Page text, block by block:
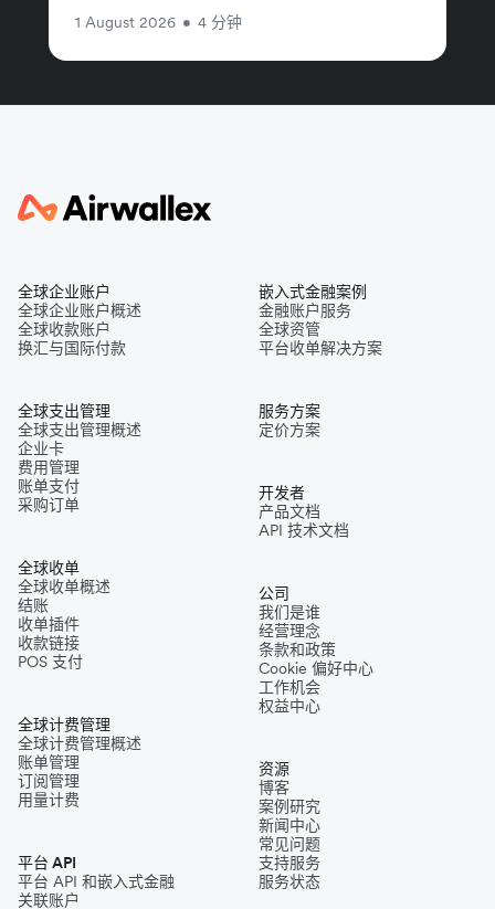
1 August 2026 • 4 分钟
全球企业账户
全球企业账户概述
全球收款账户
换汇与国际付款
全球支出管理
全球支出管理概述
企业卡
费用管理
账单支付
采购订单
全球收单
全球收单概述
结账
收单插件
收款链接
POS 支付
全球计费管理
全球计费管理概述
账单管理
订阅管理
用量计费
平台 API
平台 API 和嵌入式金融
关联账户
嵌入式金融案例
金融账户服务
全球资管
平台收单解决方案
服务方案
定价方案
开发者
产品文档
API 技术文档
公司
我们是谁
经营理念
条款和政策
Cookie 偏好中心
工作机会
权益中心
资源
博客
案例研究
新闻中心
常见问题
支持服务
服务状态